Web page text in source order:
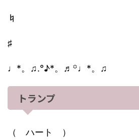
♮
♯
♩*。♫.°♪*。♬꙳♩*。♫
トランプ
（ ハート ）